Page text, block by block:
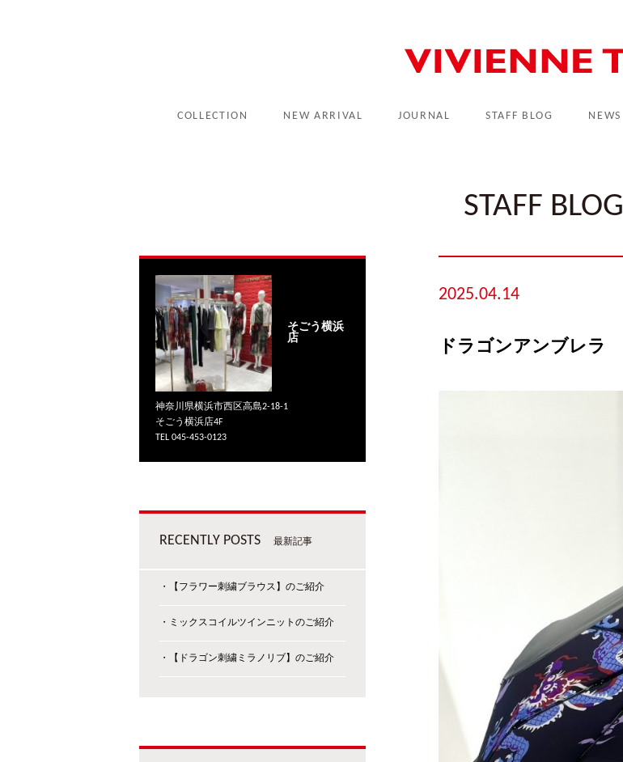
COLLECTION NEW ARRIVAL JOURNAL STAFF BLOG NEWS
STAFF BLOG
2025.04.14
ドラゴンアンブレラ
そごう横浜
店
神奈川県横浜市西区高島2-18-1
そごう横浜店4F
TEL 045-453-0123
RECENTLY POSTS 最新記事
・【フラワー刺繍ブラウス】のご紹介
・ミックスコイルツインニットのご紹介
・【ドラゴン刺繍ミラノリブ】のご紹介